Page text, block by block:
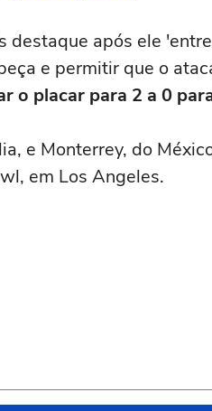
após ele
e permitir que o
o placar para 2 a 0
e Monterrey, do
em Los Angeles.